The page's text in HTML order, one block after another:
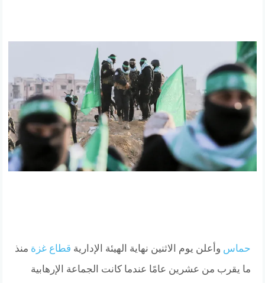
حماس وأعلن يوم الاثنين نهاية الهيئة الإدارية قطاع غزة منذ
ما يقرب من عشرين عامًا عندما كانت الجماعة الإرهابية